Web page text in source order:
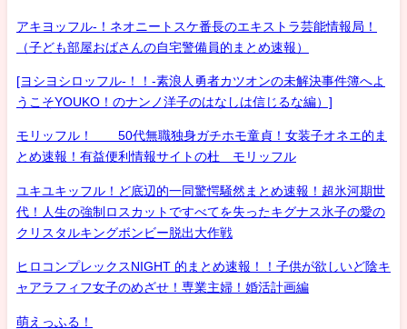
アキヨッフル-！ネオニートスケ番長のエキストラ芸能情報局！
（子ども部屋おばさんの自宅警備員的まとめ速報）
[ヨシヨシロッフル-！！-素浪人勇者カツオンの未解決事件簿へよ
うこそYOUKO！のナンノ洋子のはなしは信じるな編）]
モリッフル！ 50代無職独身ガチホモ童貞！女装子オネエ的ま
とめ速報！有益便利情報サイトの杜 モリッフル
ユキユキッフル！ど底辺的一同驚愕騒然まとめ速報！超氷河期世
代！人生の強制ロスカットですべてを失ったキグナス氷子の愛の
クリスタルキングボンビー脱出大作戦
ヒロコンプレックスNIGHT 的まとめ速報！！子供が欲しいど陰キ
ャアラフィフ女子のめざせ！専業主婦！婚活計画編
萌えっふる！